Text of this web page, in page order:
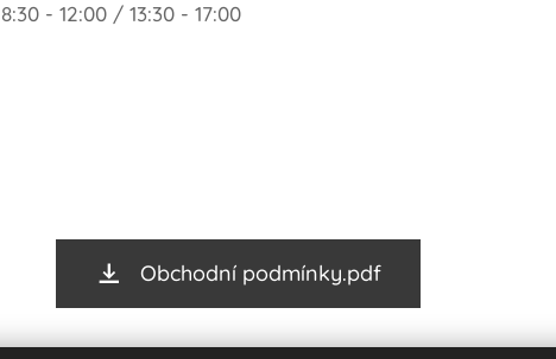
8:30 - 12:00 / 13:30 - 17:00
Obchodní podmínky.pdf